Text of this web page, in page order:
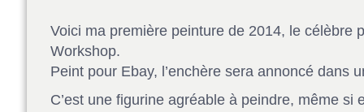
Voici ma première peinture de 2014, le célèbre
Workshop.
Peint pour Ebay, l’enchère sera annoncé dans
C’est une figurine agréable à peindre, même si